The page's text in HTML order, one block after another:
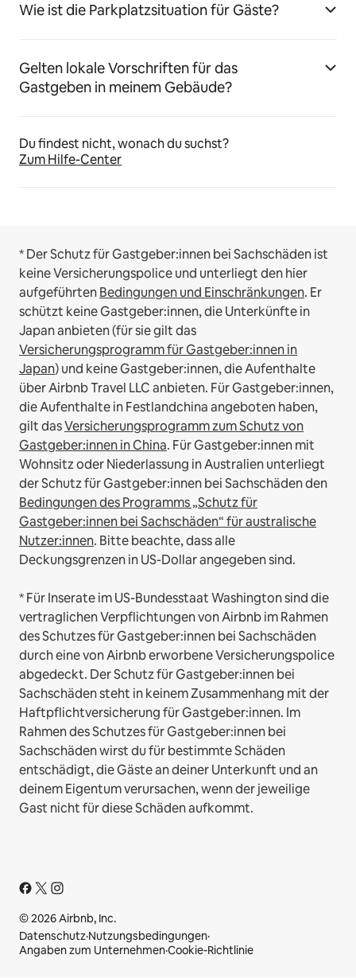
Wie ist die Parkplatzsituation für Gäste?
Gelten lokale Vorschriften für das
Gastgeben in meinem Gebäude?
Du findest nicht, wonach du suchst?
Zum Hilfe-Center
* Der Schutz für Gastgeber:innen bei Sachschäden ist
keine Versicherungspolice und unterliegt den hier
aufgeführtenBedingungen und Einschränkungen. Er
schützt keine Gastgeber:innen, die Unterkünfte in
Japan anbieten (für sie gilt das
Versicherungsprogramm für Gastgeber:innen in
Japan) und keine Gastgeber:innen, die Aufenthalte
über Airbnb Travel LLC anbieten. Für Gastgeber:innen,
die Aufenthalte in Festlandchina angeboten haben,
gilt dasVersicherungsprogramm zum Schutz von
Gastgeber:innen in China. Für Gastgeber:innen mit
Wohnsitz oder Niederlassung in Australien unterliegt
der Schutz für Gastgeber:innen bei Sachschäden den
Bedingungen des Programms „Schutz für
Gastgeber:innen bei Sachschäden“ für australische
Nutzer:innen. Bitte beachte, dass alle
Deckungsgrenzen in US-Dollar angegeben sind.
* Für Inserate im US-Bundesstaat Washington sind die
vertraglichen Verpflichtungen von Airbnb im Rahmen
des Schutzes für Gastgeber:innen bei Sachschäden
durch eine von Airbnb erworbene Versicherungspolice
abgedeckt. Der Schutz für Gastgeber:innen bei
Sachschäden steht in keinem Zusammenhang mit der
Haftpflichtversicherung für Gastgeber:innen. Im
Rahmen des Schutzes für Gastgeber:innen bei
Sachschäden wirst du für bestimmte Schäden
entschädigt, die Gäste an deiner Unterkunft und an
deinem Eigentum verursachen, wenn der jeweilige
Gast nicht für diese Schäden aufkommt.
© 2026 Airbnb, Inc.
Datenschutz·Nutzungsbedingungen·
Angaben zum Unternehmen·Cookie-Richtlinie